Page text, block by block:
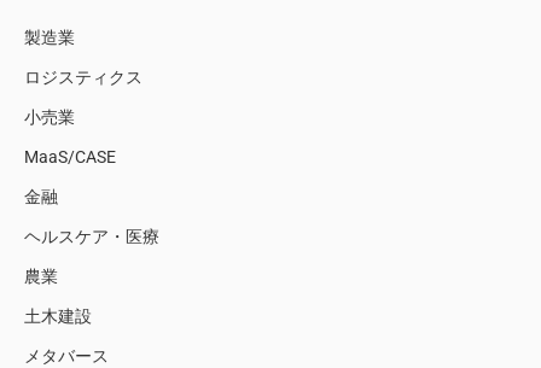
製造業
ロジスティクス
小売業
MaaS/CASE
金融
ヘルスケア・医療
農業
土木建設
メタバース